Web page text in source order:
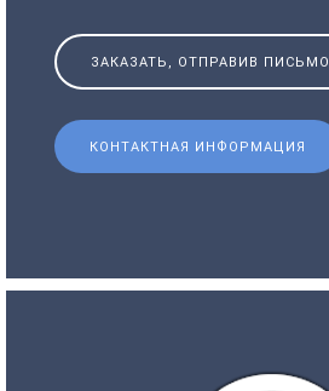
ЗАКАЗАТЬ, ОТПРАВИВ ПИСЬМО
КОНТАКТНАЯ ИНФОРМАЦИЯ